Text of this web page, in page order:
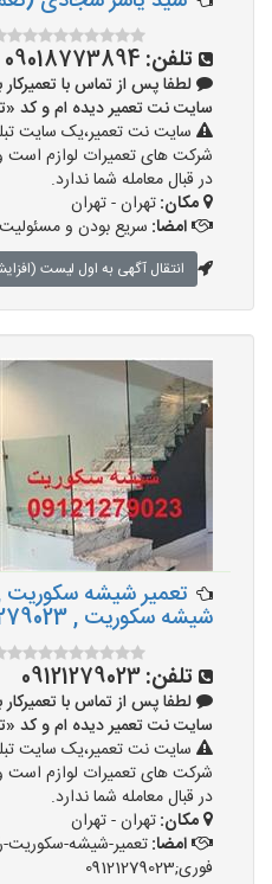
تلفن: 09018773894
لطفا پس از تماس با
سایت نت تعمیر دیده ام و کد «تعمیرکار-167» را
سایت نت تعمیر،یک سایت
شرکت های تعمیرات لوازم است
در قبال معامله شما ندارد.
مکان:تهران - تهران
امضا: سریع بودن و
انتقال آگهی به اول لیست
شیشه سکوریت , 09121279023 (تعمیرکار)
تلفن:09121279023
لطفا پس از تماس با
سایت نت تعمیر دیده ام و کد «تعمیرکار-41» را
سایت نت تعمیر،یک سایت
شرکت های تعمیرات لوازم است
در قبال معامله شما ندارد.
مکان:تهران - تهران
امضا:تعمیر-شیشه-سکوریت-
فوری;09121279023